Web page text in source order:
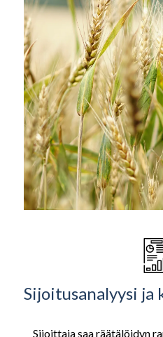
Sijoitusanalyysi
Sijoittaja saa räätälöidyn